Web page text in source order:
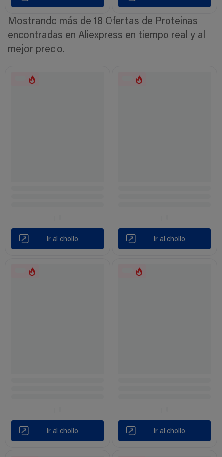
Mostrando más de 18 Ofertas de Proteinas
encontradas en Aliexpress en tiempo real y al
mejor precio.
Ir al chollo Ir al chollo
Ir al chollo Ir al chollo